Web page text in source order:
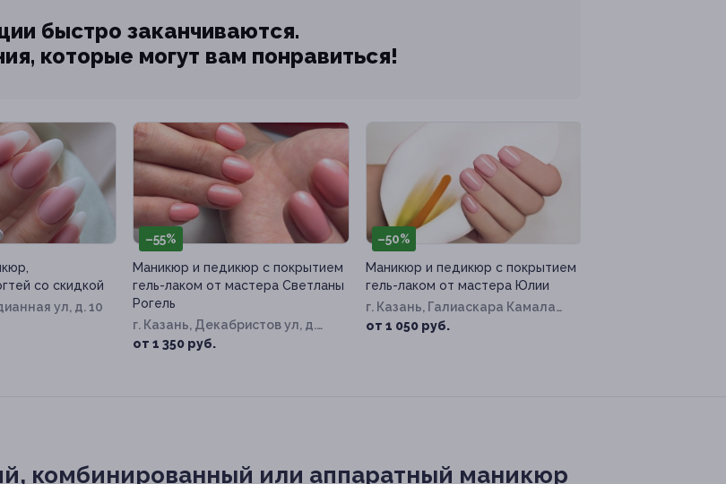
быстро заканчиваются.
которые могут вам понравиться!
со скидкой
ул, д. 10
–55%
Маникюр и педикюр с покрытием
гель-лаком от мастера Светланы
Рогель
г. Казань, Декабристов ул, д.
131
от 1 350 руб.
–50%
Маникюр и педикюр с покрытием
гель-лаком от мастера Юлии
г. Казань, Галиаскара Камала
ул, д. 7
от 1 050 руб.
комбинированный или аппаратный маникюр